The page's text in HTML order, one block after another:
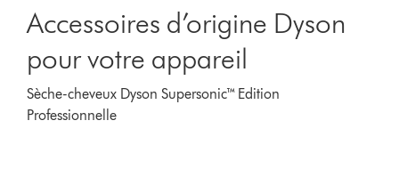
Accessoires d’origine Dyson
pour votre appareil
Sèche-cheveux Dyson Supersonic™ Edition
Professionnelle